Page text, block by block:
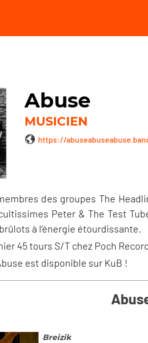
Abuse
MUSICIEN
https://
des groupes The
Peter & The Test
à l’énergie étourdissante.
45 tours S/T chez Poch
est disponible sur KuB !
Breizik